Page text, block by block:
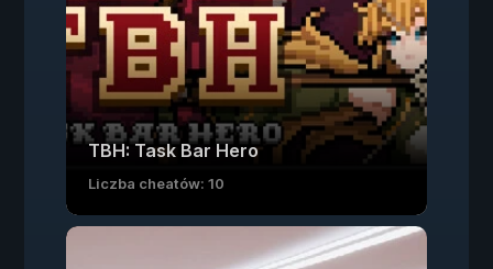
TBH: Task Bar Hero
Liczba cheatów: 10